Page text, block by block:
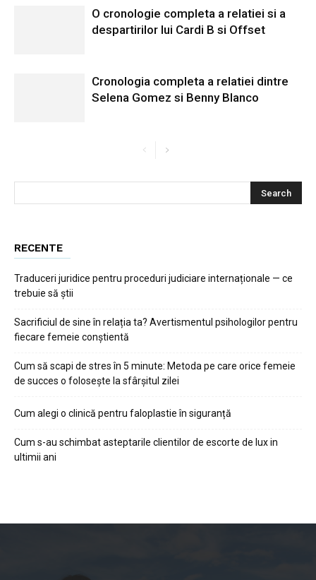
O cronologie completa a relatiei si a
despartirilor lui Cardi B si Offset
Cronologia completa a relatiei dintre
Selena Gomez si Benny Blanco
RECENTE
Traduceri juridice pentru proceduri judiciare internaționale — ce
trebuie să știi
Sacrificiul de sine în relația ta? Avertismentul psihologilor pentru
fiecare femeie conștientă
Cum să scapi de stres în 5 minute: Metoda pe care orice femeie
de succes o folosește la sfârșitul zilei
Cum alegi o clinică pentru faloplastie în siguranță
Cum s-au schimbat asteptarile clientilor de escorte de lux in
ultimii ani